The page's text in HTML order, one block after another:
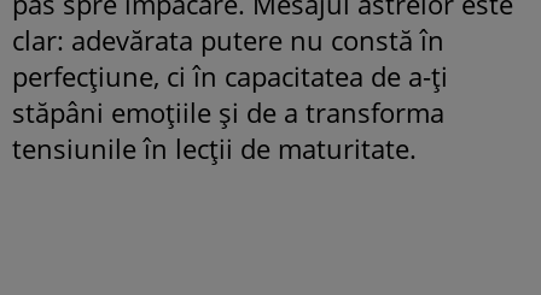
clar: adevărata putere nu constă în
perfecțiune, ci în capacitatea de a-ți
stăpâni emoțiile și de a transforma
tensiunile în lecții de maturitate.